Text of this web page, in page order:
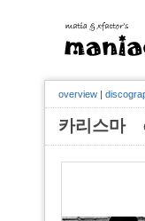
overview |
카리스마